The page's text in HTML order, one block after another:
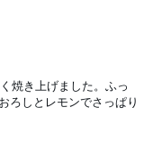
焼き上げました。ふっ
ろしとレモンでさっぱり